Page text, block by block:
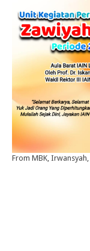
From MBK, Irwansyah,